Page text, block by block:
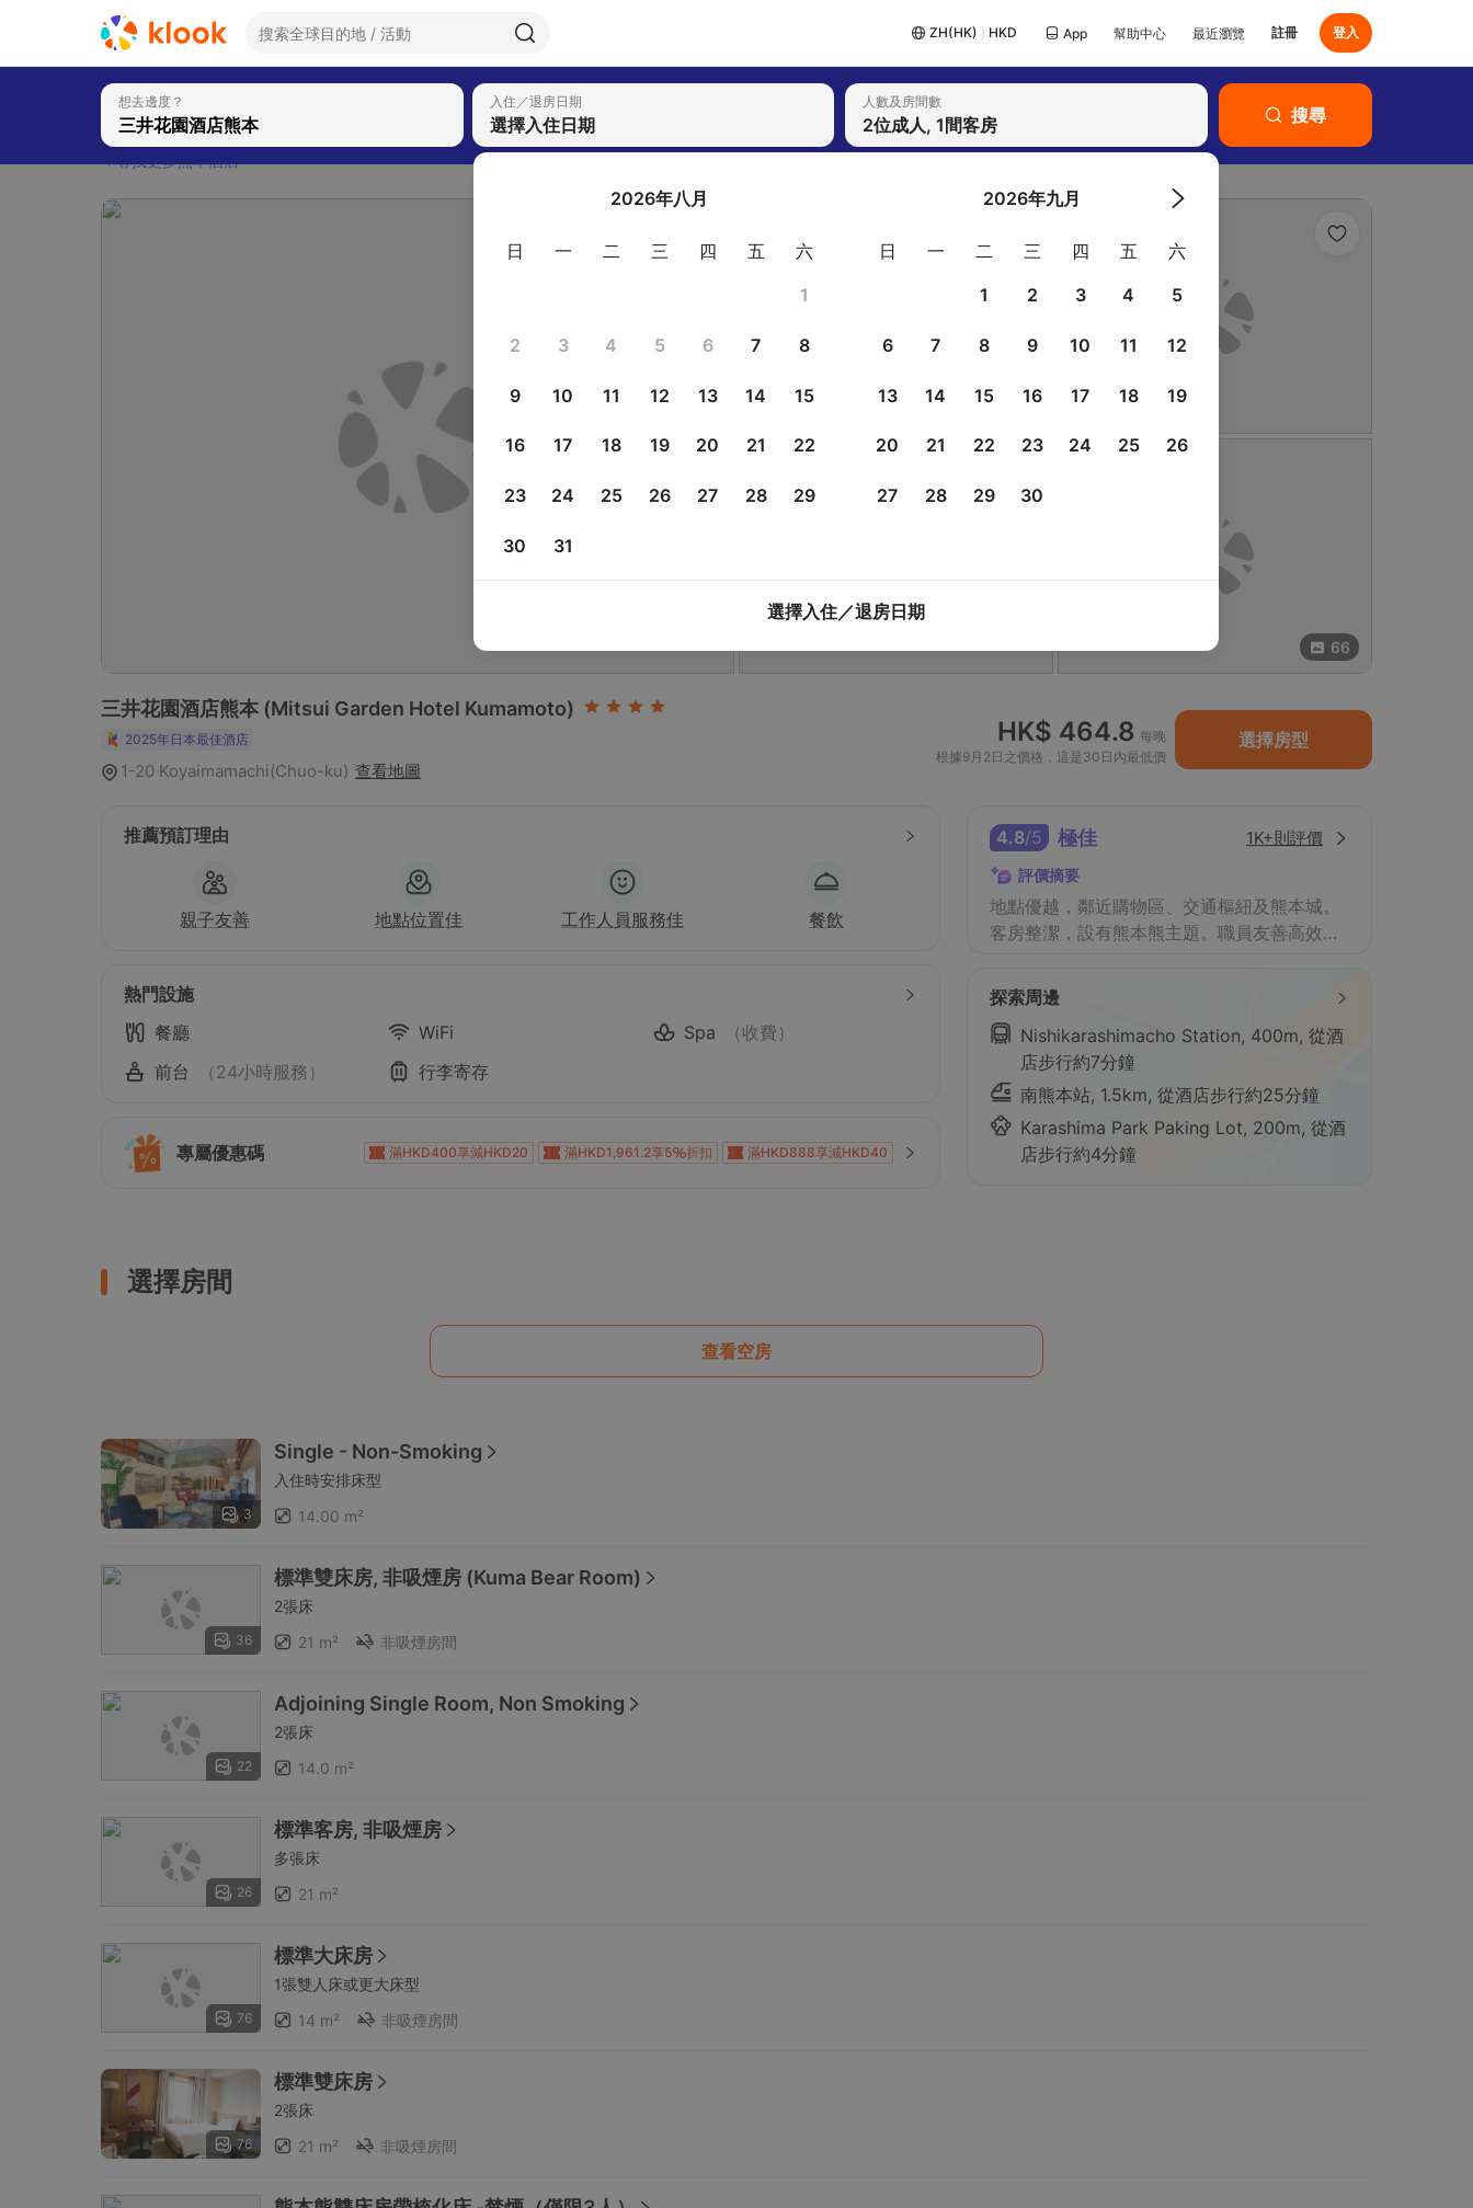
ZH(HK) HKD App 幫助中心 最近瀏覽 註冊 登入
想去邊度？ 入住／退房日期
選擇入住日期
2026年八月
日 一 二 三 四 五
六
1
2 3 4 5 6 7 8
9 10 11 12 13 14 15
16 17 18 19 20 21 22
23 24 25 26 27 28 29
30 31
2026年九月
日 一 二 三 四 五
六
1
2 3 4 5
6 7 8 9 10 11 12
13 14 15 16 17 18 19
20 21 22 23 24 25 26
27 28 29 30
選擇入住／退房日期
人數及房間數
2位成人, 1間客房 搜尋
尋找更多熊本酒店
66
三井花園酒店熊本 (Mitsui Garden Hotel Kumamoto)
2025年日本最佳酒店
1-20 Koyaimamachi(Chuo-ku) 查看地圖
HK$ 464.8 每晚
根據9月2日之價格，這是30日內最低價
選擇房型
推薦預訂理由
親子友善 地點位置佳 工作人員服務佳 餐飲
熱門設施
餐廳
WiFi Spa
（收費）
前台
（24小時服務） 行李寄存
專屬優惠碼 滿HKD888享減HKD40
滿HKD1,961.2享5 折扣
滿HKD400享減HKD20
4.8/5 極佳 1K+則評價
評價摘要
地點優越，鄰近購物區、交通樞紐及熊本城。
客房整潔，設有熊本熊主題。職員友善高效，
探索周邊
Nishikarashimacho Station, 400m, 從酒
店步行約7分鐘
南熊本站, 1.5km, 從酒店步行約25分鐘
Karashima Park Paking Lot, 200m, 從酒
店步行約4分鐘
選擇房間
查看空房
3
Single - Non-Smoking
入住時安排床型
14.00 m²
36
標準雙床房, 非吸煙房 (Kuma Bear Room)
2張床
21 m²
非吸煙房間
22
Adjoining Single Room, Non Smoking
2張床
14.0 m²
26
標準客房, 非吸煙房
多張床
21 m²
76
標準大床房
1張雙人床或更大床型
14 m²
非吸煙房間
76
標準雙床房
2張床
21 m²
非吸煙房間